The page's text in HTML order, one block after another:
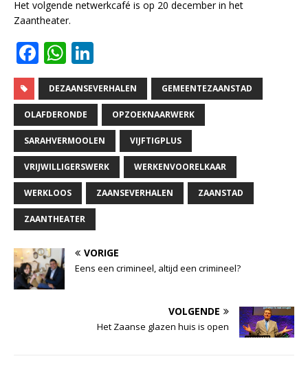
Het volgende netwerkcafé is op 20 december in het
Zaantheater.
F
a
c
e
b
o
o
k
W
h
at
s
A
p
p
n
k
e
dI
n
DEZAANSEVERHALEN GEMEENTEZAANSTAD
OLAFDERONDE OPZOEKNAARWERK
SARAHVERMOOLEN VIJFTIGPLUS
VRIJWILLIGERSWERK WERKENVOORELKAAR
WERKLOOS ZAANSEVERHALEN ZAANSTAD
ZAANTHEATER
VORIGE
Eens een crimineel, altijd een crimineel?
VOLGENDE
Het Zaanse glazen huis is open